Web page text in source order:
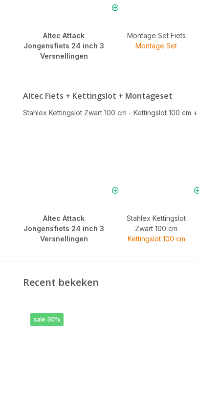
Altec Attack
Jongensfiets 24 inch 3
Versnellingen
Montage Set Fiets
Montage Set
Altec Fiets + Kettingslot + Montageset
Stahlex Kettingslot Zwart 100 cm - Kettingslot 100 cm +
Altec Attack
Jongensfiets 24 inch 3
Versnellingen
Stahlex Kettingslot
Zwart 100 cm
Kettingslot 100 cm
Recent bekeken
sale 30%